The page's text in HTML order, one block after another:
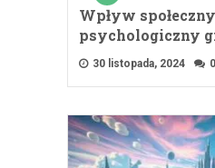
Wpływ
psychologiczny
30 listopada, 2024 0